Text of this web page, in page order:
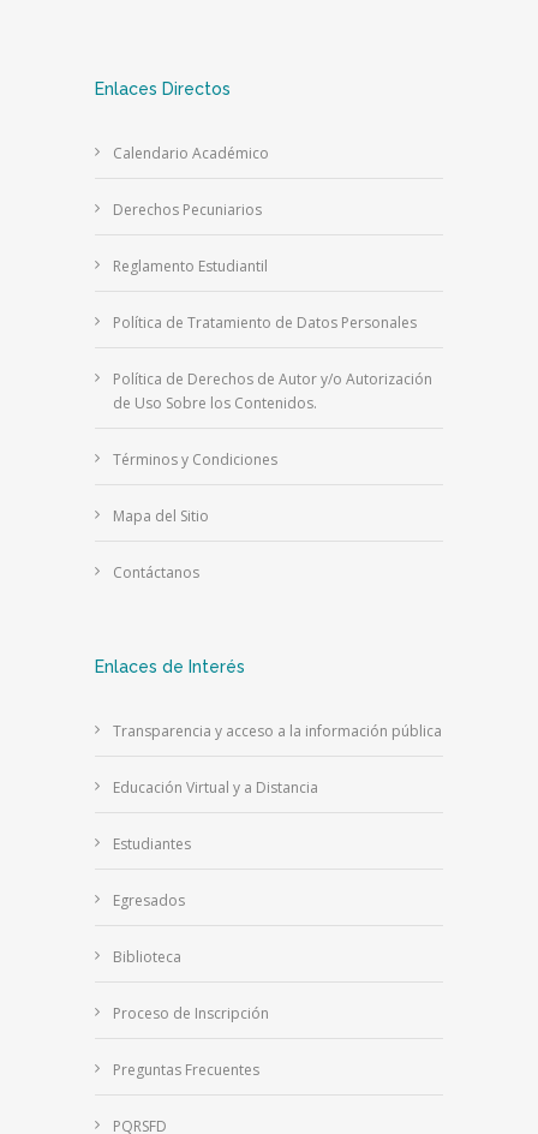
Enlaces Directos
Calendario Académico
Derechos Pecuniarios
Reglamento Estudiantil
Política de Tratamiento de Datos Personales
Política de Derechos de Autor y/o Autorización
de Uso Sobre los Contenidos.
Términos y Condiciones
Mapa del Sitio
Contáctanos
Enlaces de Interés
Transparencia y acceso a la información pública
Educación Virtual y a Distancia
Estudiantes
Egresados
Biblioteca
Proceso de Inscripción
Preguntas Frecuentes
PQRSFD